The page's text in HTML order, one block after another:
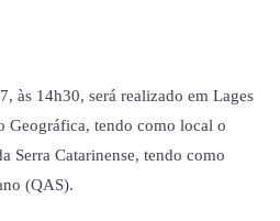
às 14h30, será realizado em Lages
Geográfica, tendo como local o
Serra Catarinense, tendo como
(QAS).